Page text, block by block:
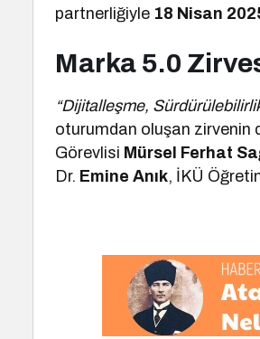
partnerliğiyle 18 Nisan
Marka 5.0
“Dijitalleşme,
oturumdan oluşan zirvenin
Görevlisi Mürsel Ferhat
Dr. Emine Anık, İKÜ